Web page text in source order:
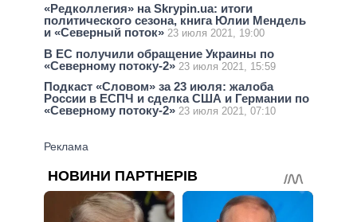
«Редколлегия» на Skrypin.ua: итоги
политического сезона, книга Юлии Мендель
и «Северный поток» 23 июля 2021, 19:00
В ЕС получили обращение Украины по
«Северному потоку-2» 23 июля 2021, 15:59
Подкаст «Словом» за 23 июля: жалоба
России в ЕСПЧ и сделка США и Германии по
«Северному потоку-2» 23 июля 2021, 07:10